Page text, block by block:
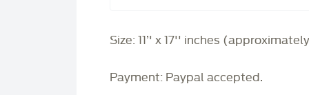
Size: 11’' x 17'' inches
Payment: Paypal accepted.